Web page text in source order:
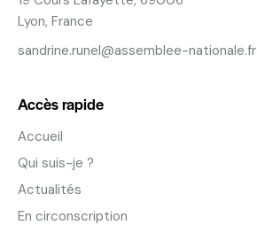
Lyon, France
sandrine.runel@assemblee-nationale.fr
Accès rapide
Accueil
Qui suis-je ?
Actualités
En circonscription